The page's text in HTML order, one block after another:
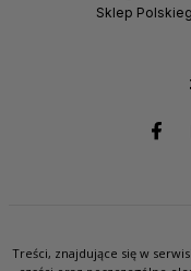
Sklep
Treści, znajdujące się w